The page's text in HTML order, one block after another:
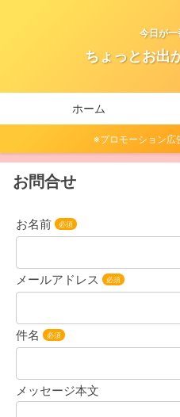
今日が
ちょっとお出
ホーム
※プロモーション広
お問合せ
お名前 必須
メールアドレス 必須
件名 必須
メッセージ本文